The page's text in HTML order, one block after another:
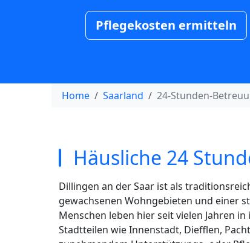
Pflegekosten ermitteln
Home Saarland 24-Stunden-
Häusliche 24
Dillingen an der Saar ist als
gewachsenen Wohngebieten und einer
Menschen leben hier seit vielen Jahren
Stadtteilen wie Innenstadt, Diefflen,